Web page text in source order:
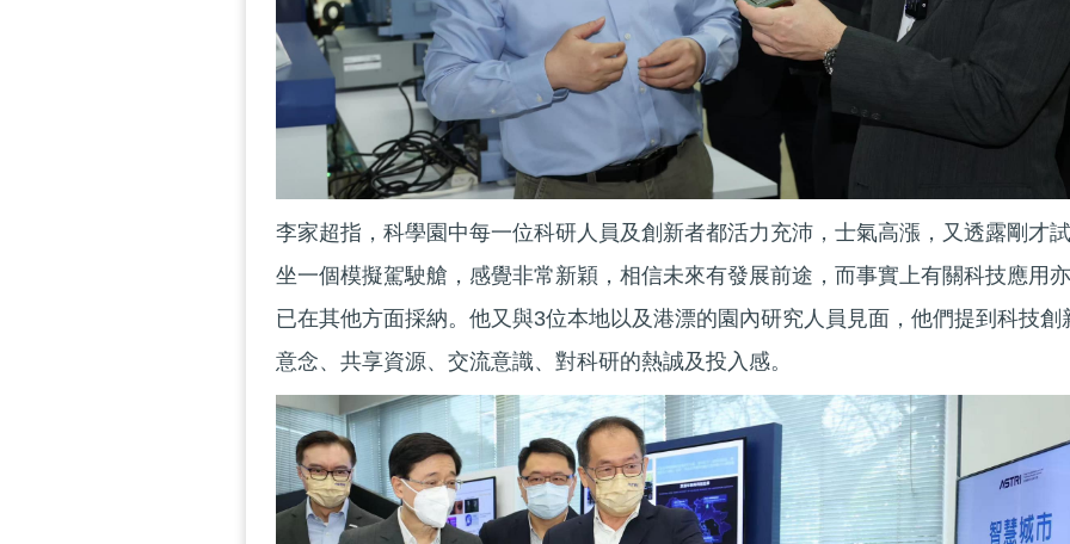
李家超指，科學園中每一位科研人員及創新者都活力充沛，士氣高漲，又透露剛才試
坐一個模擬駕駛艙，感覺非常新穎，相信未來有發展前途，而事實上有關科技應用亦
已在其他方面採納。他又與3位本地以及港漂的園內研究人員見面，他們提到科技創
意念、共享資源、交流意識、對科研的熱誠及投入感。